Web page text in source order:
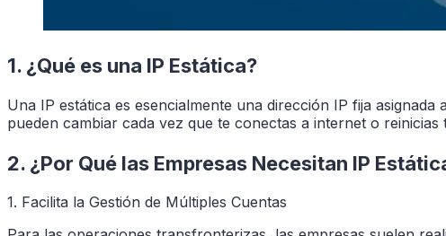
1. ¿Qué es una IP Estática?
Una IP estática es esencialmente una dirección IP fija
pueden cambiar cada vez que te conectas a internet o
2. ¿Por Qué las Empresas Necesitan IP
1. Facilita la Gestión de Múltiples Cuentas